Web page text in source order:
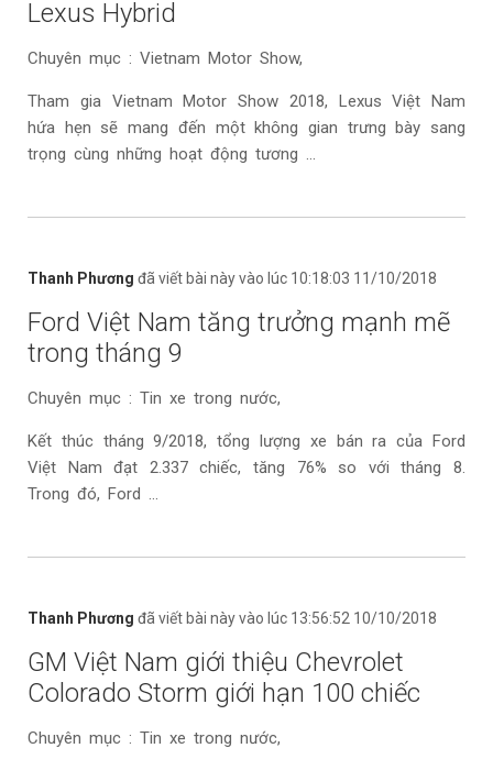
Lexus Hybrid
Chuyên mục : Vietnam Motor Show,
Tham gia Vietnam Motor Show 2018, Lexus Việt Nam
hứa hẹn sẽ mang đến một không gian trưng bày sang
trọng cùng những hoạt động tương ...
Thanh Phương đã viết bài này vào lúc 10:18:03 11/10/2018
Ford Việt Nam tăng trưởng mạnh mẽ
trong tháng 9
Chuyên mục : Tin xe trong nước,
Kết thúc tháng 9/2018, tổng lượng xe bán ra của Ford
Việt Nam đạt 2.337 chiếc, tăng 76% so với tháng 8.
Trong đó, Ford ...
Thanh Phương đã viết bài này vào lúc 13:56:52 10/10/2018
GM Việt Nam giới thiệu Chevrolet
Colorado Storm giới hạn 100 chiếc
Chuyên mục : Tin xe trong nước,